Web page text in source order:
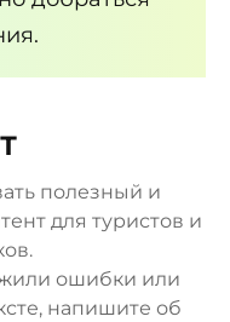
полезный и
для туристов и
ошибки или
напишите об